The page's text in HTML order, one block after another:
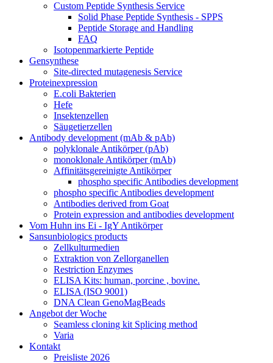
Custom Peptide Synthesis Service
Solid Phase Peptide Synthesis - SPPS
Peptide Storage and Handling
FAQ
Isotopenmarkierte Peptide
Gensynthese
Site-directed mutagenesis Service
Proteinexpression
E.coli Bakterien
Hefe
Insektenzellen
Säugetierzellen
Antibody development (mAb & pAb)
polyklonale Antikörper (pAb)
monoklonale Antikörper (mAb)
Affinitätsgereinigte Antikörper
phospho specific Antibodies development
phospho specific Antibodies development
Antibodies derived from Goat
Protein expression and antibodies development
Vom Huhn ins Ei - IgY Antikörper
Sansunbiologics products
Zellkulturmedien
Extraktion von Zellorganellen
Restriction Enzymes
ELISA Kits: human, porcine , bovine.
ELISA (ISO 9001)
DNA Clean GenoMagBeads
Angebot der Woche
Seamless cloning kit Splicing method
Varia
Kontakt
Preisliste 2026